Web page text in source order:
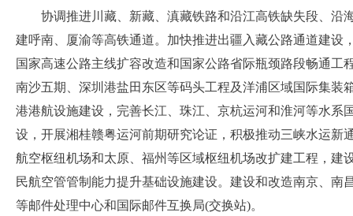
协调推进川藏、新藏、滇藏铁路和沿江高铁缺失段、沿
建呼南、厦渝等高铁通道。加快推进出疆入藏公路通道建设
国家高速公路主线扩容改造和国家公路省际瓶颈路段畅通工
南沙五期、深圳港盐田东区等码头工程及洋浦区域国际集装
港港航设施建设，完善长江、珠江、京杭运河和淮河等水系
设， 开展湘桂赣粤运河前期研究论证，积极推动三峡水运新
航空枢纽机场和太原、福州等区域枢纽机场改扩建工程，建
民航空管管制能力提升基础设施建设。建设和改造南京、南
等邮件处理中心和国际邮件互换局(交换站)。